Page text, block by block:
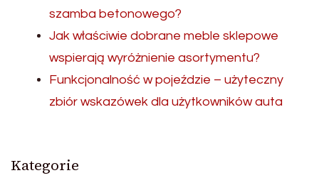
szamba betonowego?
Jak właściwie dobrane meble sklepowe
wspierają wyróżnienie asortymentu?
Funkcjonalność w pojeździe – użyteczny
zbiór wskazówek dla użytkowników auta
Kategorie